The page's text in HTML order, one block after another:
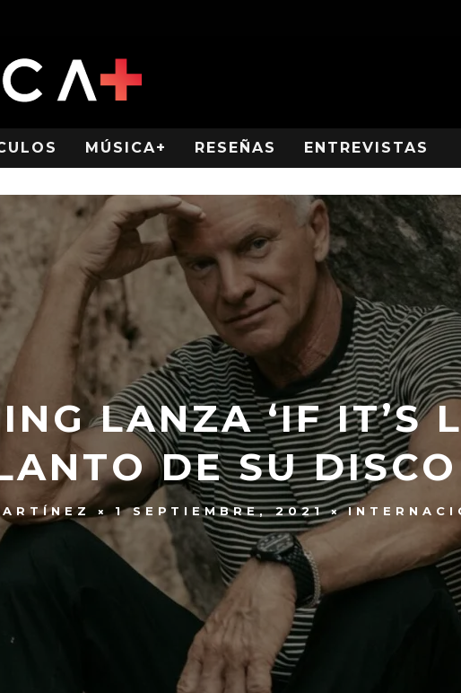
MÚSICA+ RESEÑAS ENTREVISTAS
LANZA ‘IF IT’S
DE SU DISCO
1 SEPTIEMBRE, 2021